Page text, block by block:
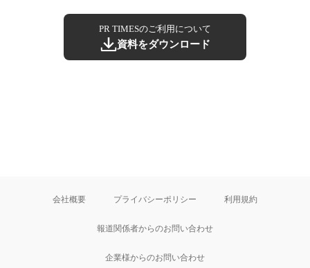
PR TIMESのご利用について
資料をダウンロード
会社概要 プライバシーポリシー 利用規約
報道関係者からのお問い合わせ
企業様からのお問い合わせ